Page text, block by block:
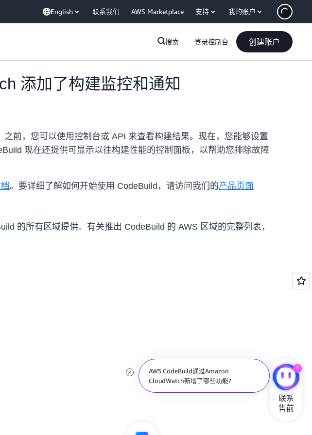
English 联系我们 AWS Marketplace 支持 我的账户
搜索 登录控制台 创建账户
添加了构建监控和通知
之前，您可以使用控制台或 API 来查看构建结果。现在，您能够设置
现在还提供可显示以往构建性能的控制面板，以帮助您排除故障
。要详细了解如何开始使用 CodeBuild，请访问我们的产品页面
的所有区域提供。有关推出 CodeBuild 的 AWS 区域的完整列表，
AWS CodeBuild通过Amazon
CloudWatch新增了哪些功能?
1
联系
售前